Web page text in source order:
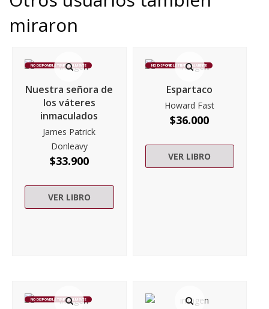
miraron
NO DISPONIBLE TEMPORALMENTE
Nuestra señora de
los váteres
inmaculados
James Patrick
Donleavy
$33.900
VER LIBRO
NO DISPONIBLE TEMPORALMENTE
Espartaco
Howard Fast
$36.000
VER LIBRO
NO DISPONIBLE TEMPORALMENTE